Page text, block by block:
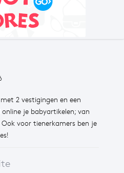
2 vestigingen en een
je babyartikelen; van
voor tienerkamers ben je